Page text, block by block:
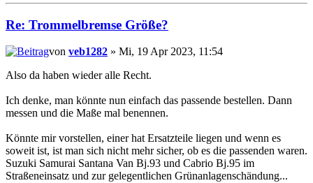
Re: Trommelbremse Größe?
von veb1282 » Mi, 19 Apr 2023, 11:54
Also da haben wieder alle Recht.
Ich denke, man könnte nun einfach das passende bestellen. Dann
messen und die Maße mal benennen.
Könnte mir vorstellen, einer hat Ersatzteile liegen und wenn es
soweit ist, ist man sich nicht mehr sicher, ob es die passenden waren.
Suzuki Samurai Santana Van Bj.93 und Cabrio Bj.95 im
Straßeneinsatz und zur gelegentlichen Grünanlagenschändung...